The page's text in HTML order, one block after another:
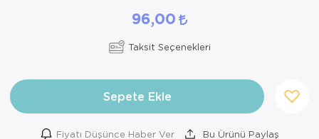
96,00
Taksit Seçenekleri
Sepete Ekle
Fiyatı Düşünce Haber Ver Bu Ürünü Paylaş